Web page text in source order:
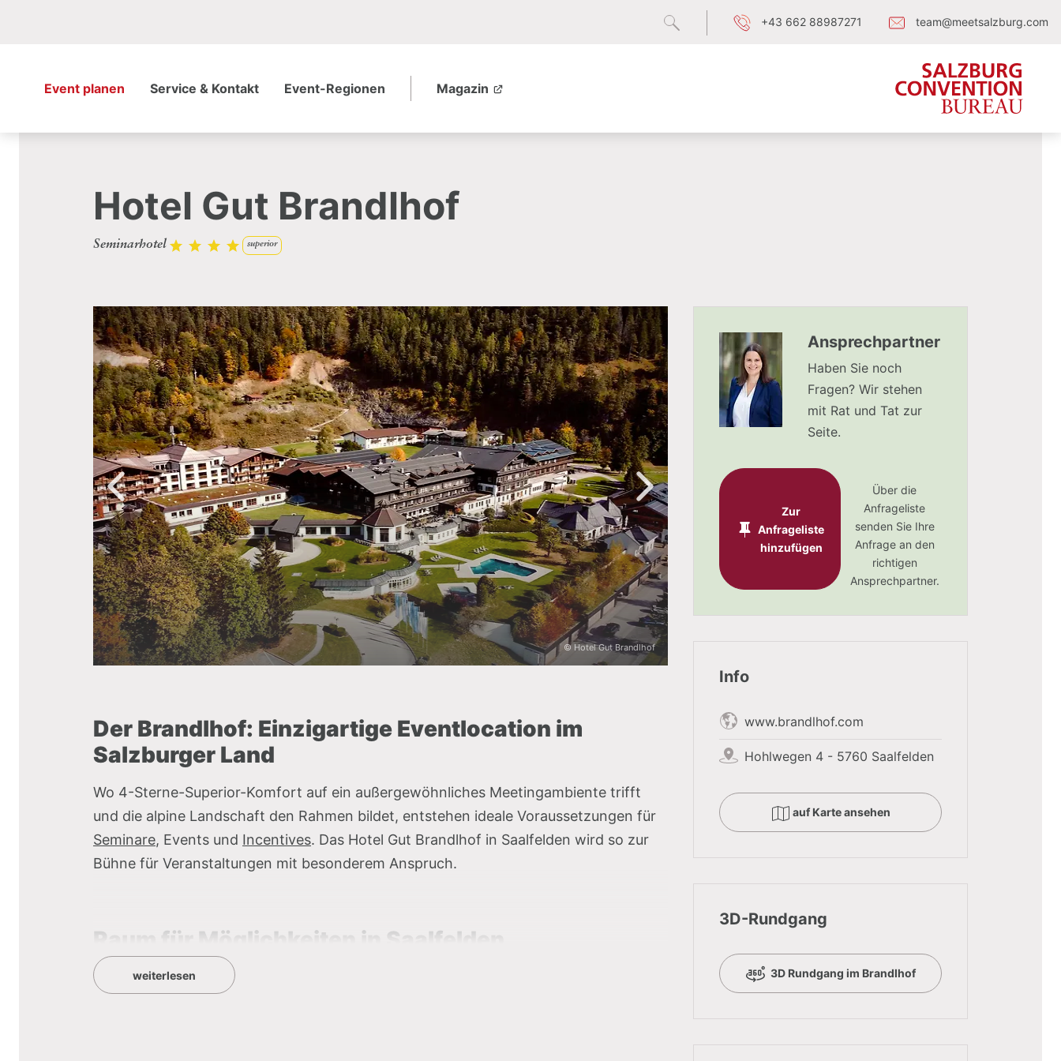
+43 662 88987271 team@meetsalzburg.com
Event planen Service & Kontakt Event-Regionen Magazin
Hotel Gut Brandlhof
Seminarhotel superior
© Hotel Gut Brandlhof
Der Brandlhof: Einzigartige Eventlocation im
Salzburger Land
Wo 4-Sterne-Superior-Komfort auf ein außergewöhnliches Meetingambiente trifft
und die alpine Landschaft den Rahmen bildet, entstehen ideale Voraussetzungen für
Seminare, Events und Incentives. Das Hotel Gut Brandlhof in Saalfelden wird so zur
Bühne für Veranstaltungen mit besonderem Anspruch.
Raum für Möglichkeiten in Saalfelden
Auf einem rund 450 Hektar großen Areal bietet das Hotel Gut Brandlhof 24
weiterlesen
Ansprechpartner
Haben Sie noch
Fragen? Wir stehen
mit Rat und Tat zur
Seite.
Zur
Anfrageliste
hinzufügen
Über die
Anfrageliste
senden Sie Ihre
Anfrage an den
richtigen
Ansprechpartner.
Info
www.brandlhof.com
Hohlwegen 4 - 5760 Saalfelden
auf Karte ansehen
3D-Rundgang
3D Rundgang im Brandlhof